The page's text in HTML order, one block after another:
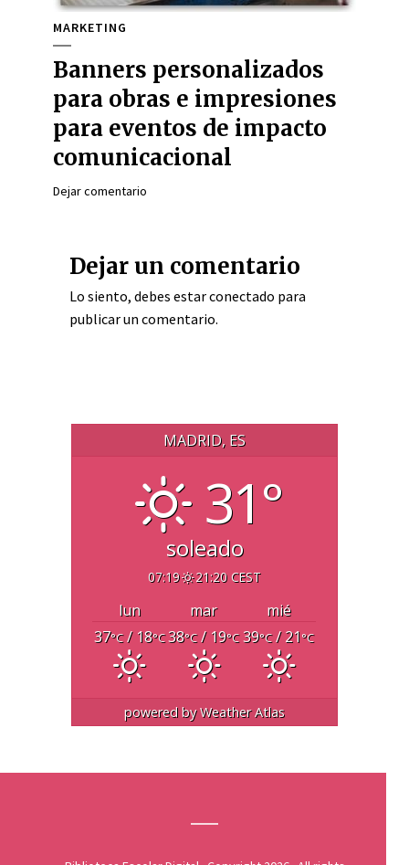
MARKETING
Banners personalizados
para obras e impresiones
para eventos de impacto
comunicacional
Dejar comentario
Dejar un comentario
Lo siento, debes estarconectado para
publicar un comentario.
MADRID, ES
31°
soleado
07:19 21:20 CEST
lun mar
mié
37°C/ 18°C38°C/ 19°C 39°C/ 21°C
powered byWeather Atlas